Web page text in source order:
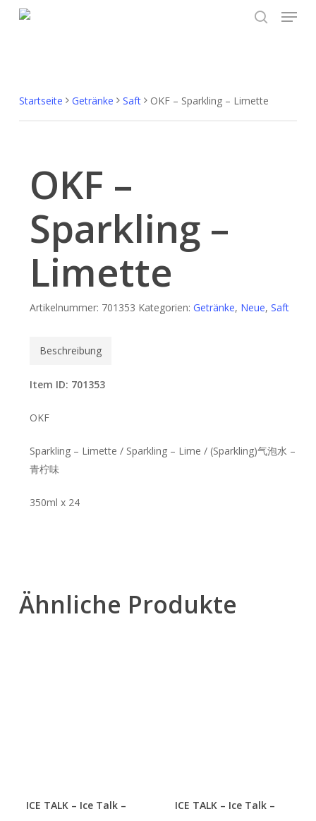
Menu
Startseite Getränke Saft OKF – Sparkling – Limette
OKF –
Sparkling –
Limette
Artikelnummer: 701353 Kategorien: Getränke, Neue, Saft
Beschreibung
Item ID: 701353
OKF
Sparkling – Limette / Sparkling – Lime / (Sparkling)气泡水 –
青柠味
350ml x 24
Ähnliche Produkte
ICE TALK – Ice Talk – ICE TALK – Ice Talk –